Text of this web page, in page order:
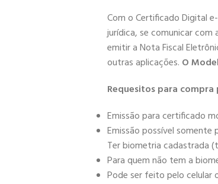
Com o Certificado Digital
jurídica, se comunicar com
emitir a Nota Fiscal
outras aplicações. O
Requesitos para
Emissão para certificado
Emissão possível somente
Ter biometria cadastrada
Para quem não tem a
Pode ser feito pelo celular